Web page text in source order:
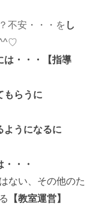
不安・・・を し
^^♡
・・・
【指導
もらうに
ようになるに
・・
ない、その他のた
【教室運営】